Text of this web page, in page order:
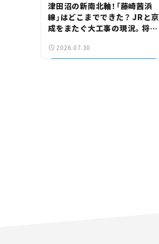
津田沼の新南北軸！「藤崎茜浜
線」はどこまでできた？ JRと京
成をまたぐ大工事の現況。将来
結【いま気になる道路計画】
2026.07.30